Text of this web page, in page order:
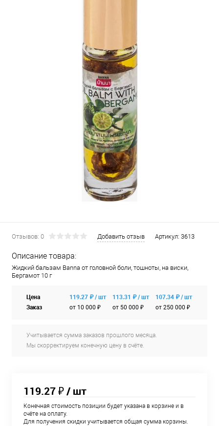
Отзывов: 0 Добавить отзыв Артикул: 3613
Описание товара:
Жидкий бальзам Banna от головной боли, тошноты, на виски,
Бергамот 10 г
Цена
Заказ
119.27 ₽ / шт
от 10 000 ₽
113.31 ₽ / шт
от 50 000 ₽
107.34 ₽ / шт
от 250 000 ₽
Учитывается сумма заказов прошлого месяца.
Мы скорректируем конечную цену в счёте.
119.27 ₽/ шт
Конечная стоимость позиции будет указана в корзине и в
счёте на оплату.
Для получения скидки учитывается общая сумма корзины.